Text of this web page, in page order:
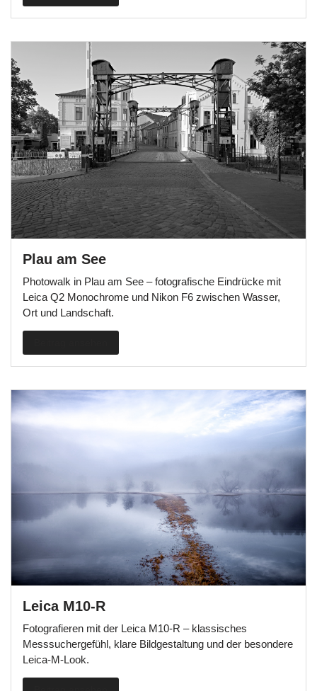
Plau am See
Photowalk in Plau am See – fotografische Eindrücke mit
Leica Q2 Monochrome und Nikon F6 zwischen Wasser,
Ort und Landschaft.
Leica M10-R
Fotografieren mit der Leica M10-R – klassisches
Messsuchergefühl, klare Bildgestaltung und der besondere
Leica-M-Look.